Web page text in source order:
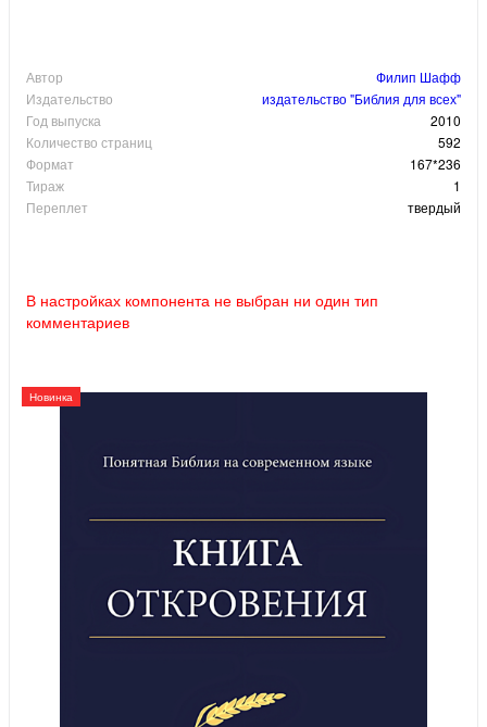
Автор
Филип Шафф
Издательство
издательство "Библия для всех"
Год выпуска
2010
Количество страниц
592
Формат
167*236
Тираж
1
Переплет
твердый
В настройках компонента не выбран ни один тип
комментариев
Новинка